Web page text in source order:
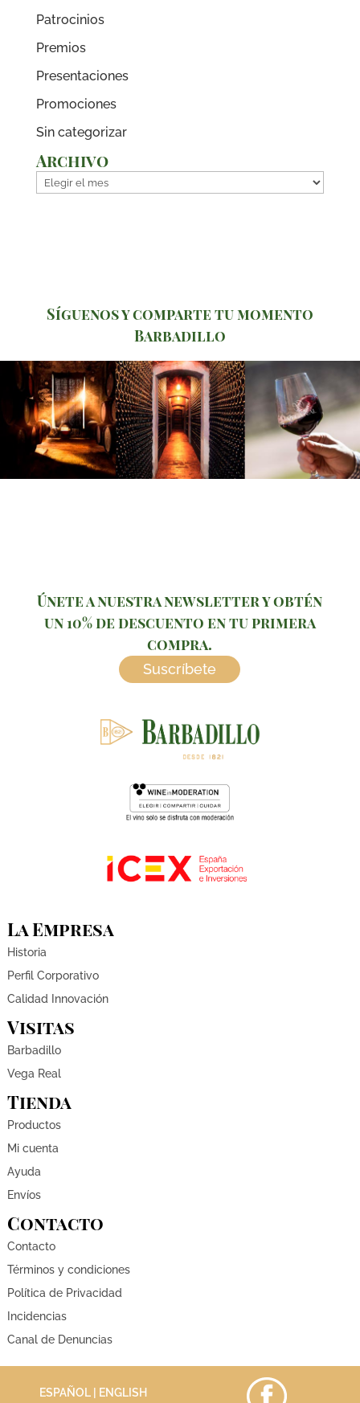
Patrocinios
Premios
Presentaciones
Promociones
Sin categorizar
Archivo
Archivo
Síguenos y comparte tu momento
Barbadillo
Únete a nuestra newsletter y obtén
un 10% de descuento en tu primera
compra.
Suscríbete
La Empresa
Historia
Perfil Corporativo
Calidad Innovación
Visitas
Barbadillo
Vega Real
Tienda
Productos
Mi cuenta
Ayuda
Envíos
Contacto
Contacto
Términos y condiciones
Política de Privacidad
Incidencias
Canal de Denuncias
ESPAÑOL | ENGLISH